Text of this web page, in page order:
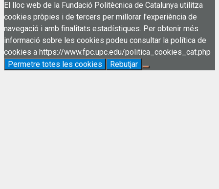
El lloc web de la Fundació Politècnica de Catalunya utilitza
cookies pròpies i de tercers per millorar l'experiència de
navegació i amb finalitats estadístiques. Per obtenir més
informació sobre les cookies podeu consultar la política de
cookies a https://www.fpc.upc.edu/politica_cookies_cat.php
Permetre totes les cookies
Rebutjar